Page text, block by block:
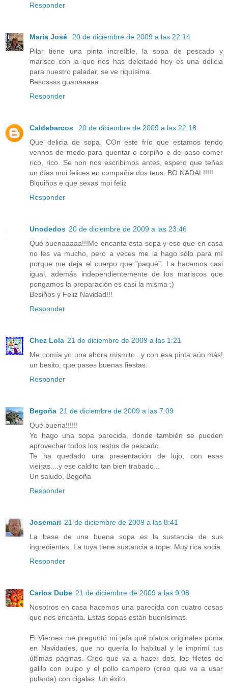
Responder
María José
20 de diciembre de 2009 a las 22:14
Pilar tiene una pinta increíble, la sopa de pescado y
marisco con la que nos has deleitado hoy es una delicia
para nuestro paladar, se ve riquísima.
Besossss guapaaaaa
Responder
Caldebarcos
20 de diciembre de 2009 a las 22:18
Que delicia de sopa. COn este frío que estamos tendo
vennos de medo para quentar o corpiño e de paso comer
rico, rico. Se non nos escribimos antes, espero que teñas
un días moi felices en compañía dos teus. BO NADAL!!!!!
Biquiños e que sexas moi feliz
Responder
Unodedos 20 de diciembre de 2009 a las 23:46
Qué buenaaaaa!!!Me encanta esta sopa y eso que en casa
no les va mucho, pero a veces me la hago sólo para mí
porque me deja el cuerpo que "paqué". La hacemos casi
igual, además independientemente de los mariscos que
pongamos la preparación es casi la misma ;)
Besiños y Feliz Navidad!!!
Responder
Chez Lola 21 de diciembre de 2009 a las 1:21
Me comía yo una ahora mismito...y con esa pinta aún más!
un besito, que pases buenas fiestas.
Responder
Begoña 21 de diciembre de 2009 a las 7:09
Qué buena!!!!!!
Yo hago una sopa parecida, donde también se pueden
aprovechar todos los restos de pescado.
Te ha quedado una presentación de lujo, con esas
vieiras....y ese caldito tan bien trabado...
Un saludo, Begoña
Responder
Josemari 21 de diciembre de 2009 a las 8:41
La base de una buena sopa es la sustancia de sus
ingredientes. La tuya tiene sustancia a tope. Muy rica socia.
Responder
Carlos Dube 21 de diciembre de 2009 a las 9:08
Nosotros en casa hacemos una parecida con cuatro cosas
que nos encanta. Estas sopas están buenísimas.
El Viernes me preguntó mi jefa qué platos originales ponía
en Navidades, que no quería lo habitual y le imprimí tus
últimas páginas. Creo que va a hacer dos, los filetes de
galllo con pulpo y el pollo campero (creo que va a usar
pularda) con cigalas. Un éxito.